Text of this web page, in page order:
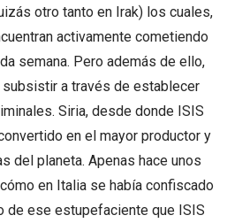
otro tanto en Irak) los cuales,
activamente cometiendo
semana. Pero además de ello,
subsistir a través de establecer
Siria, desde donde ISIS
en el mayor productor y
del planeta. Apenas hace unos
en Italia se había confiscado
de ese estupefaciente que ISIS